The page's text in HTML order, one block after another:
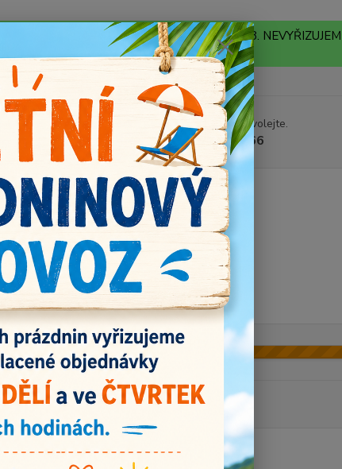
!!! POZOR ZMĚNA !!! V PONDĚLÍ 10.8.
ZA POCHOPENÍ!
Vrácení zboží
Hledat Nevíte si rady? Zavolejte.
+420704179566
Doprava ZDARMA TOP produkt